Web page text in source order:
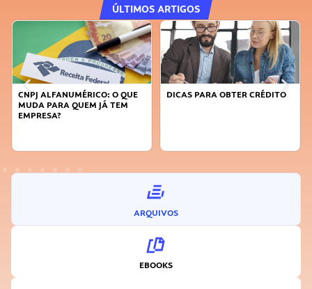
ÚLTIMOS ARTIGOS
CNPJ ALFANUMÉRICO: O QUE
MUDA PARA QUEM JÁ TEM
EMPRESA?
DICAS PARA OBTER CRÉDITO
ARQUIVOS
EBOOKS